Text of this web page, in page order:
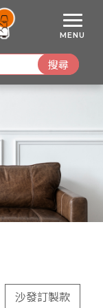
沙發訂製款